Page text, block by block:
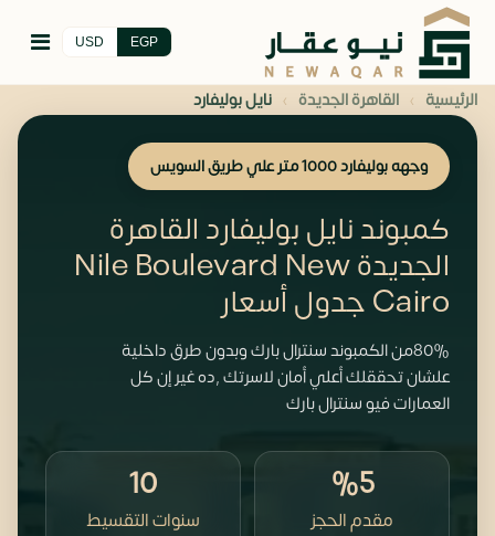
EGP
USD
الرئيسية › القاهرة الجديدة › نايل بوليفارد
وجهه بوليفارد 1000 متر علي طريق السويس
كمبوند نايل بوليفارد القاهرة
الجديدة Nile Boulevard New
Cairo جدول أسعار
80%من الكمبوند سنترال بارك وبدون طرق داخلية
علشان تحققلك أعلي أمان لاسرتك ,ده غير إن كل
العمارات فيو سنترال بارك
%5
مقدم الحجز
10
سنوات التقسيط